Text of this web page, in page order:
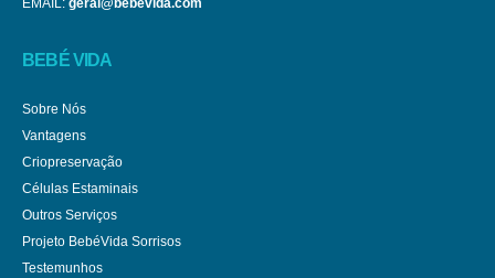
BEBÉ VIDA
Sobre Nós
Vantagens
Criopreservação
Células Estaminais
Outros Serviços
Projeto BebéVida Sorrisos
Testemunhos